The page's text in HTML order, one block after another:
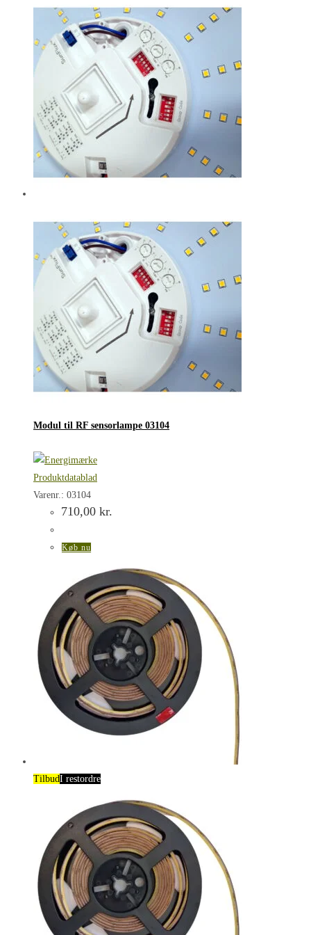
Modul til RF sensorlampe 03104
Produktdatablad
Varenr.: 03104
710,00 kr.
Køb nu
TilbudI restordre